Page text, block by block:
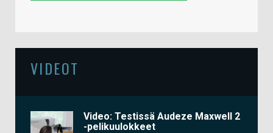
VIDEOT
Video: Testissä Audeze Maxwell 2
-pelikuulokkeet